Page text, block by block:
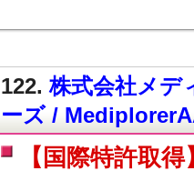
122.株式会社メデ
ーズ /
【国際特許取